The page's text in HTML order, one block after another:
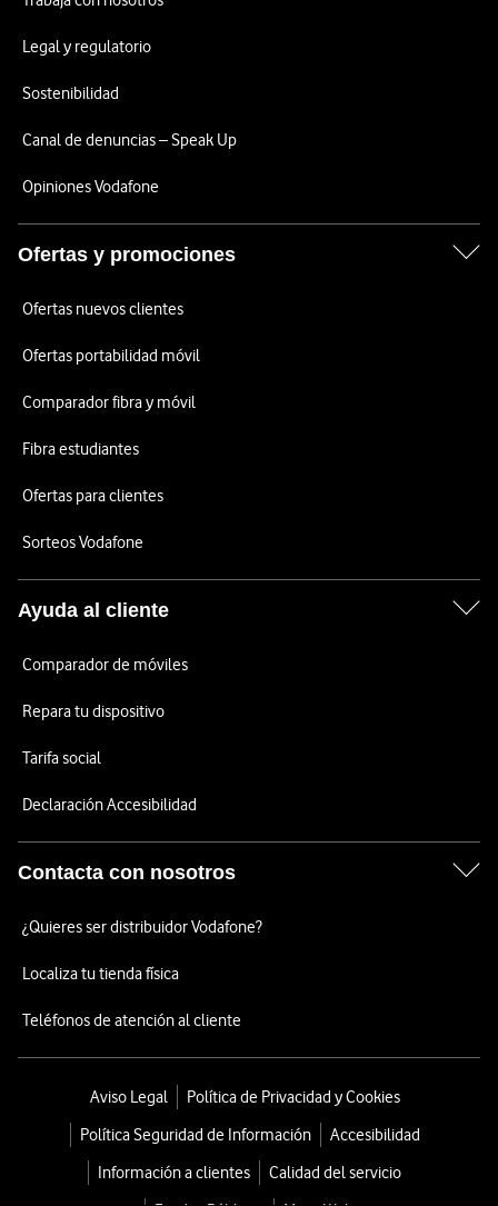
Legal y regulatorio
Sostenibilidad
Canal de denuncias – Speak Up
Opiniones Vodafone
Ofertas y promociones
Ofertas nuevos clientes
Ofertas portabilidad móvil
Comparador fibra y móvil
Fibra estudiantes
Ofertas para clientes
Sorteos Vodafone
Ayuda al cliente
Comparador de móviles
Repara tu dispositivo
Tarifa social
Declaración Accesibilidad
Contacta con nosotros
¿Quieres ser distribuidor Vodafone?
Localiza tu tienda física
Teléfonos de atención al cliente
Aviso Legal
Política de Privacidad y Cookies
Política Seguridad de Información
Accesibilidad
Información a clientes
Calidad del servicio